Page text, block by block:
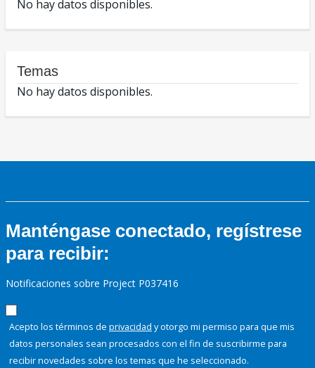
No hay datos disponibles.
Temas
No hay datos disponibles.
Manténgase conectado, regístrese
para recibir:
Notificaciones sobre Project P037416
Acepto los términos de privacidad y otorgo mi permiso para que mis
datos personales sean procesados con el fin de suscribirme para
recibir novedades sobre los temas que he seleccionado.